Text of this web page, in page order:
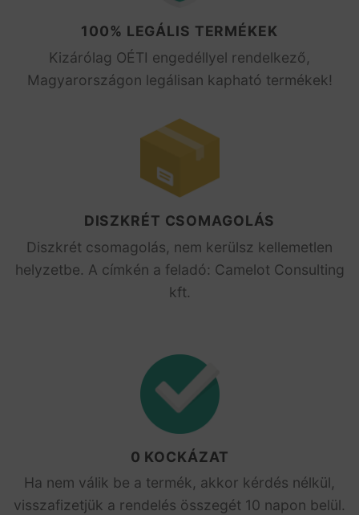
100% LEGÁLIS TERMÉKEK
Kizárólag OÉTI engedéllyel rendelkező,
Magyarországon legálisan kapható termékek!
DISZKRÉT CSOMAGOLÁS
Diszkrét csomagolás, nem kerülsz kellemetlen
helyzetbe. A címkén a feladó: Camelot Consulting
kft.
0 KOCKÁZAT
Ha nem válik be a termék, akkor kérdés nélkül,
visszafizetjük a rendelés összegét 10 napon belül.